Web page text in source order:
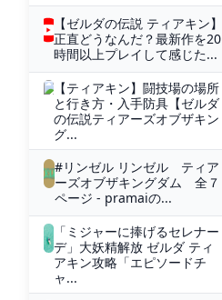
【ゼルダの伝説 ティアキン】
正直どうなんだ？最新作を20
時間以上プレイして感じた...
【ティアキン】闘技場の場所
と行き方・入手防具【ゼルダ
の伝説ティアーズオブザキン
グ...
#リンゼル リンゼル ティア
ーズオブザキングダム 全７
ページ - pramaiの...
「ミジャーに捧げるセレナー
デ」大妖精解放 ゼルダ ティ
アキン攻略「エピソードチ
ャ...